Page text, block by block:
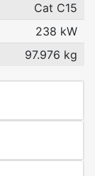
Cat C15
238 kW
97.976 kg